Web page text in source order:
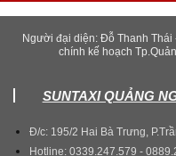
Người đại diện: Đỗ Thanh Thái
chính kế hoạch
SUNTAXI QUẢNG
Đ/c: 195/2 Hai Bà Trưng,
Hotline: 0339.247.579 -